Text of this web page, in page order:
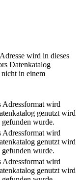
wird in dieses
Datenkatalog
in einem
Adressformat wird
genutzt wird
wurde.
Adressformat wird
genutzt wird
wurde.
Adressformat wird
genutzt wird